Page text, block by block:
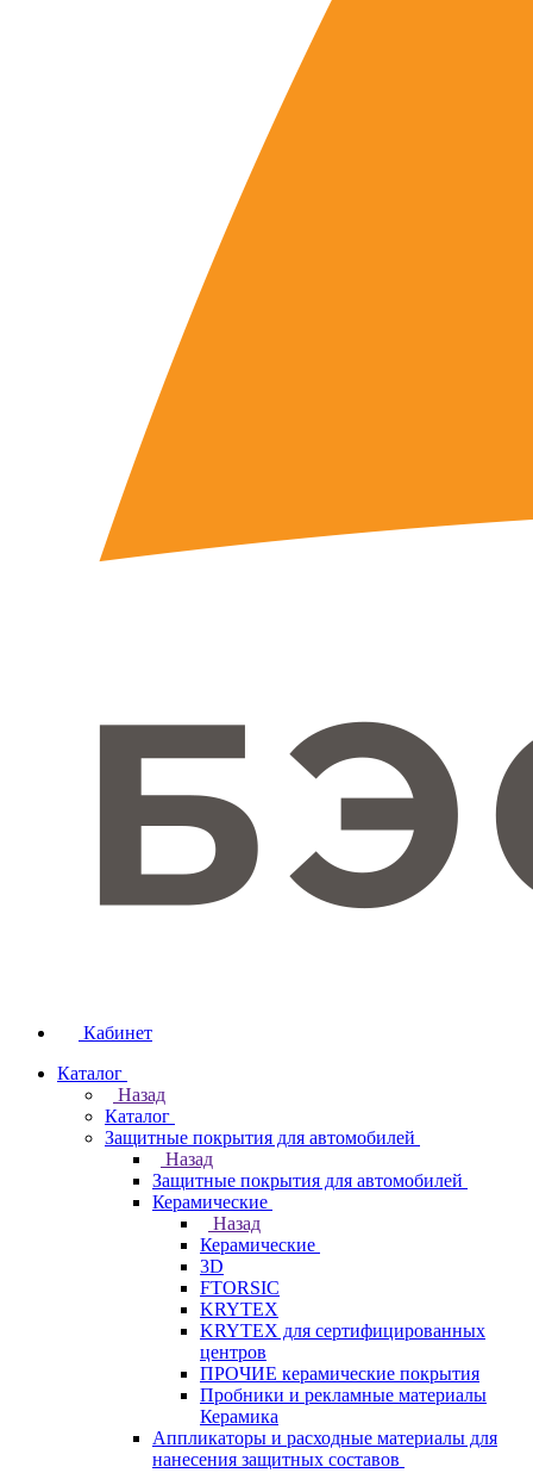
Кабинет
Каталог
Назад
Каталог
Защитные покрытия для автомобилей
Назад
Защитные покрытия для автомобилей
Керамические
Назад
Керамические
3D
FTORSIC
KRYTEX
KRYTEX для сертифицированных
центров
ПРОЧИЕ керамические покрытия
Пробники и рекламные материалы
Керамика
Аппликаторы и расходные материалы для
нанесения защитных составов